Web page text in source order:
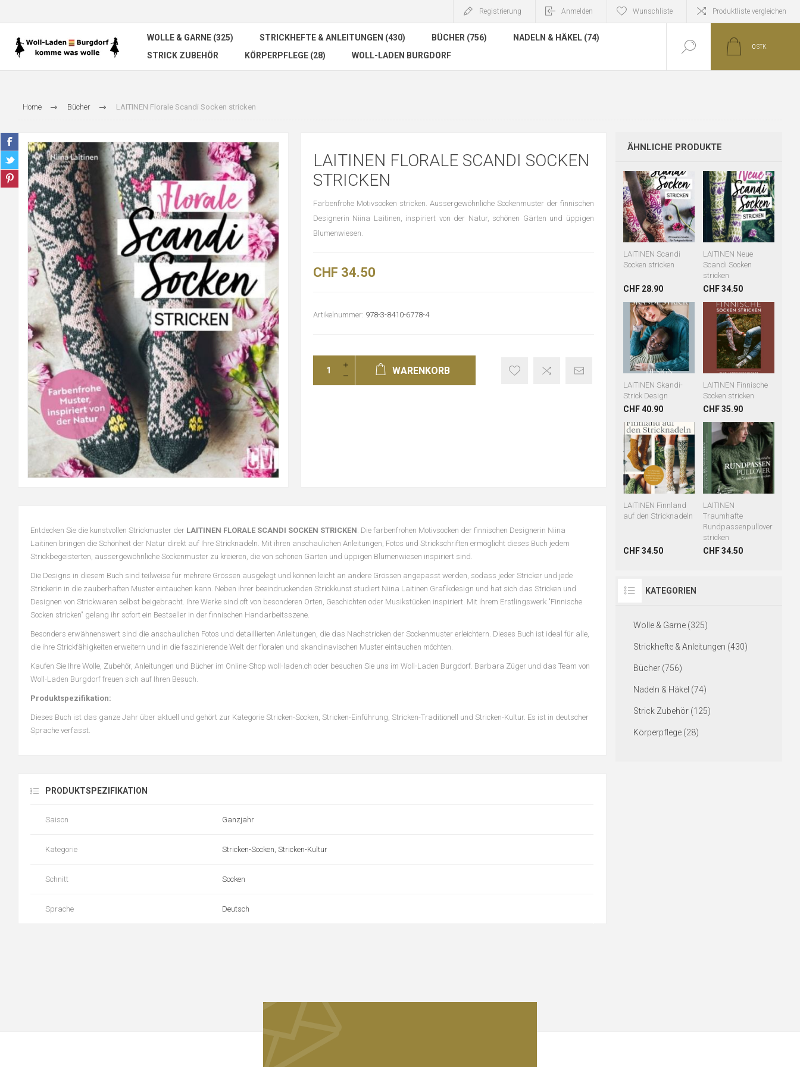
Registrierung Anmelden Wunschliste Produktliste vergleichen
WOLLE & GARNE (325) STRICKHEFTE & ANLEITUNGEN (430) BÜCHER (756)
NADELN & HÄKEL (74)
STRICK ZUBEHÖR
KÖRPERPFLEGE (28) WOLL-LADEN BURGDORF
0STK
Home Bücher LAITINEN Florale Scandi Socken stricken
LAITINEN FLORALE SCANDI SOCKEN
STRICKEN
Farbenfrohe Motivsocken stricken. Aussergewöhnliche Sockenmuster der finnischen
Designerin Niina Laitinen, inspiriert von der Natur, schönen Gärten und üppigen
Blumenwiesen.
CHF 34.50
Artikelnummer: 978-3-8410-6778-4
WARENKORB
Entdecken Sie die kunstvollen Strickmuster der LAITINEN FLORALE SCANDI SOCKEN STRICKEN. Die farbenfrohen Motivsocken der finnischen Designerin Niina
Laitinen bringen die Schönheit der Natur direkt auf Ihre Stricknadeln. Mit ihren anschaulichen Anleitungen, Fotos und Strickschriften ermöglicht dieses Buch jedem
Strickbegeisterten, aussergewöhnliche Sockenmuster zu kreieren, die von schönen Gärten und üppigen Blumenwiesen inspiriert sind.
Die Designs in diesem Buch sind teilweise für mehrere Grössen ausgelegt und können leicht an andere Grössen angepasst werden, sodass jeder Stricker und jede
Strickerin in die zauberhaften Muster eintauchen kann. Neben ihrer beeindruckenden Strickkunst studiert Niina Laitinen Grafikdesign und hat sich das Stricken und
Designen von Strickwaren selbst beigebracht. Ihre Werke sind oft von besonderen Orten, Geschichten oder Musikstücken inspiriert. Mit ihrem Erstlingswerk "Finnische
Socken stricken" gelang ihr sofort ein Bestseller in der finnischen Handarbeitsszene.
Besonders erwähnenswert sind die anschaulichen Fotos und detaillierten Anleitungen, die das Nachstricken der Sockenmuster erleichtern. Dieses Buch ist ideal für alle,
die ihre Strickfähigkeiten erweitern und in die faszinierende Welt der floralen und skandinavischen Muster eintauchen möchten.
Kaufen Sie Ihre Wolle, Zubehör, Anleitungen und Bücher im Online-Shop woll-laden.ch oder besuchen Sie uns im Woll-Laden Burgdorf. Barbara Züger und das Team von
Woll-Laden Burgdorf freuen sich auf Ihren Besuch.
Produktspezifikation:
Dieses Buch ist das ganze Jahr über aktuell und gehört zur Kategorie Stricken-Socken, Stricken-Einführung, Stricken-Traditionell und Stricken-Kultur. Es ist in deutscher
Sprache verfasst.
PRODUKTSPEZIFIKATION
Saison Ganzjahr
Kategorie Stricken-Socken, Stricken-Kultur
Schnitt Socken
Sprache Deutsch
ÄHNLICHE PRODUKTE
LAITINEN Scandi
Socken stricken
CHF 28.90
LAITINEN Neue
Scandi Socken
stricken
CHF 34.50
LAITINEN Skandi-
Strick Design
CHF 40.90
LAITINEN Finnische
Socken stricken
CHF 35.90
LAITINEN Finnland
auf den Stricknadeln
CHF 34.50
LAITINEN
Traumhafte
Rundpassenpullover
stricken
CHF 34.50
KATEGORIEN
Wolle & Garne (325)
Strickhefte & Anleitungen (430)
Bücher (756)
Nadeln & Häkel (74)
Strick Zubehör (125)
Körperpflege (28)